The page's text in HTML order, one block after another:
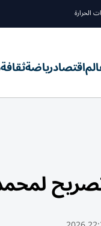
الحرارة
اقتصادرياضةثقافة